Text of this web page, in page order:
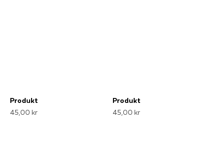
Produkt
45,00 kr
Produkt
45,00 kr